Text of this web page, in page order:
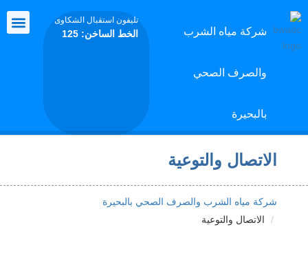
شركة مياه الشرب
والصرف الصحي
بالبحيرة
تليفون استقبال الشكاوى
الخط الساخن: 125
الاتصال والتوعية
شركة مياه الشرب والصرف الصحي بالبحيرة
الاتصال والتوعية